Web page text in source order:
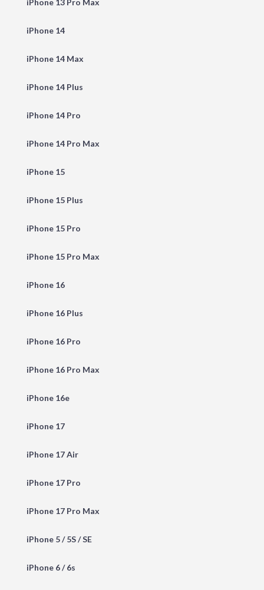
iPhone 13 Pro Max
iPhone 14
iPhone 14 Max
iPhone 14 Plus
iPhone 14 Pro
iPhone 14 Pro Max
iPhone 15
iPhone 15 Plus
iPhone 15 Pro
iPhone 15 Pro Max
iPhone 16
iPhone 16 Plus
iPhone 16 Pro
iPhone 16 Pro Max
iPhone 16e
iPhone 17
iPhone 17 Air
iPhone 17 Pro
iPhone 17 Pro Max
iPhone 5 / 5S / SE
iPhone 6 / 6s